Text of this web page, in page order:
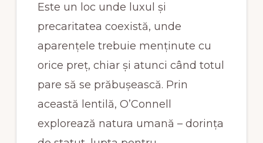
Este un loc unde luxul și
precaritatea coexistă, unde
aparențele trebuie menținute cu
orice preț, chiar și atunci când totul
pare să se prăbușească. Prin
această lentilă, O’Connell
explorează natura umană – dorința